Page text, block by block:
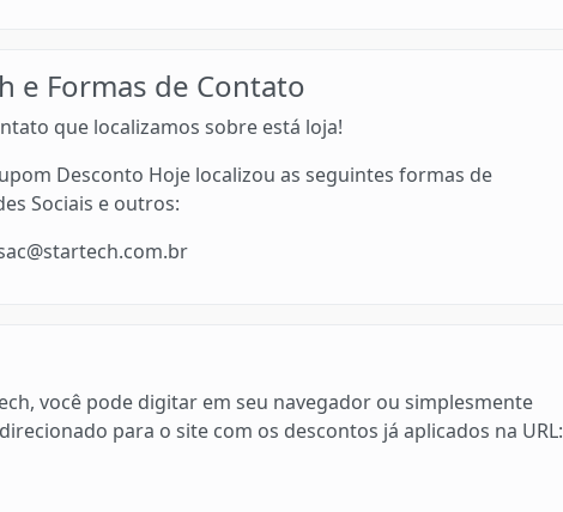
e Formas de Contato
que localizamos sobre está loja!
Desconto Hoje localizou as seguintes formas de
Sociais e outros:
você pode digitar em seu navegador ou simplesmente
para o site com os descontos já aplicados na URL: